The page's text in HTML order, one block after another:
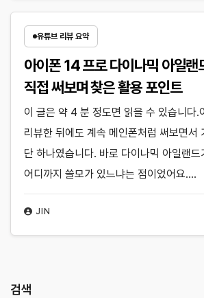
유튜브 리뷰 요약
아이폰 14 프로 다이나믹 아일랜
직접 써보며 찾은 활용 포인트
JIN
이 글은 약 4 분 정도면 읽을 수 있습니다.
리뷰한 뒤에도 계속 메인폰처럼 써보면서
단 하나였습니다. 바로 다이나믹 아일랜드
어디까지 쓸모가 있느냐는 점이었어요.…
검색